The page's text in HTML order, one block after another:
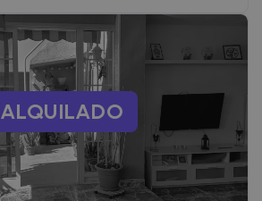
ALQUILADO